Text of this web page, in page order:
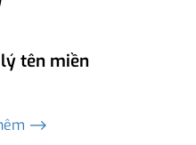
tên miền
⟶